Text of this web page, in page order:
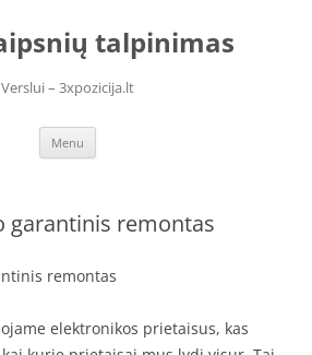
talpinimas
Verslui – 3xpozicija.lt
Menu
garantinis remontas
remontas
elektronikos prietaisus, kas